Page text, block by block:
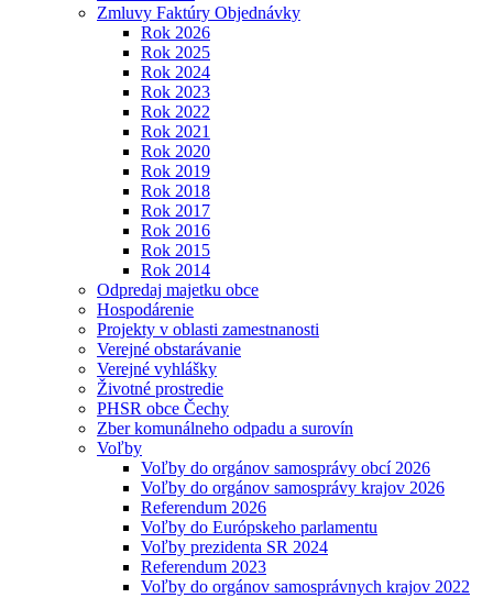
Zmluvy Faktúry Objednávky
Rok 2026
Rok 2025
Rok 2024
Rok 2023
Rok 2022
Rok 2021
Rok 2020
Rok 2019
Rok 2018
Rok 2017
Rok 2016
Rok 2015
Rok 2014
Odpredaj majetku obce
Hospodárenie
Projekty v oblasti zamestnanosti
Verejné obstarávanie
Verejné vyhlášky
Životné prostredie
PHSR obce Čechy
Zber komunálneho odpadu a surovín
Voľby
Voľby do orgánov samosprávy obcí 2026
Voľby do orgánov samosprávy krajov 2026
Referendum 2026
Voľby do Európskeho parlamentu
Voľby prezidenta SR 2024
Referendum 2023
Voľby do orgánov samosprávnych krajov 2022